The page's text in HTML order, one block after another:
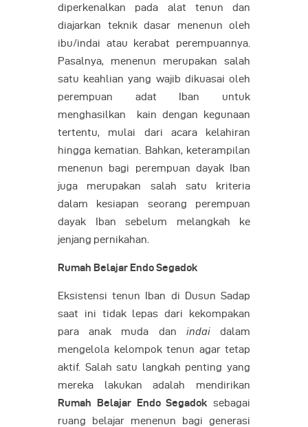
diperkenalkan pada alat tenun dan
diajarkan teknik dasar menenun oleh
ibu/indai atau kerabat perempuannya.
Pasalnya, menenun merupakan salah
satu keahlian yang wajib dikuasai oleh
perempuan adat Iban untuk
menghasilkan kain dengan kegunaan
tertentu, mulai dari acara kelahiran
hingga kematian. Bahkan, keterampilan
menenun bagi perempuan dayak Iban
juga merupakan salah satu kriteria
dalam kesiapan seorang perempuan
dayak Iban sebelum melangkah ke
jenjang pernikahan.
Rumah Belajar Endo Segadok
Eksistensi tenun Iban di Dusun Sadap
saat ini tidak lepas dari kekompakan
para anak muda dan indaidalam
mengelola kelompok tenun agar tetap
aktif. Salah satu langkah penting yang
mereka lakukan adalah mendirikan
Rumah Belajar Endo Segadok sebagai
ruang belajar menenun bagi generasi